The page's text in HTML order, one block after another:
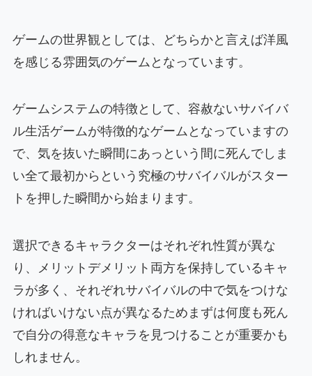
ゲームの世界観としては、どちらかと言えば洋風
を感じる雰囲気のゲームとなっています。
ゲームシステムの特徴として、容赦ないサバイバ
ル生活ゲームが特徴的なゲームとなっていますの
で、気を抜いた瞬間にあっという間に死んでしま
い全て最初からという究極のサバイバルがスター
トを押した瞬間から始まります。
選択できるキャラクターはそれぞれ性質が異な
り、メリットデメリット両方を保持しているキャ
ラが多く、それぞれサバイバルの中で気をつけな
ければいけない点が異なるためまずは何度も死ん
で自分の得意なキャラを見つけることが重要かも
しれません。